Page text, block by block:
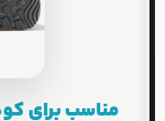
مناسب برای